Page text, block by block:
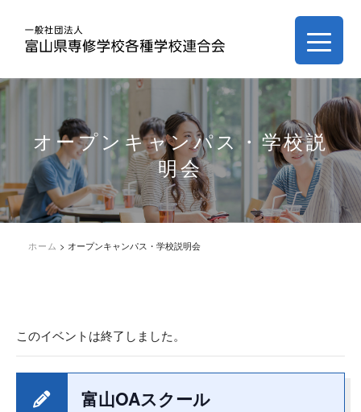
オープンキャンパス・学校説
明会
ホーム > オープンキャンパス・学校説明会
このイベントは終了しました。
富山OAスクール